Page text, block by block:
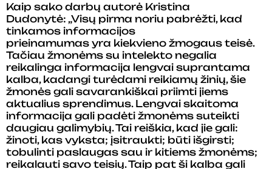
Kaip sako darbų autorė Kristina
Dudonytė: „Visų pirma noriu pabrėžti, kad
tinkamos informacijos
prieinamumas yra kiekvieno žmogaus teisė.
Tačiau žmonėms su intelekto negalia
reikalinga informacija lengvai suprantama
kalba, kadangi turėdami reikiamų žinių, šie
žmonės gali savarankiškai priimti jiems
aktualius sprendimus. Lengvai skaitoma
informacija gali padėti žmonėms suteikti
daugiau galimybių. Tai reiškia, kad jie gali:
žinoti, kas vyksta; įsitraukti; būti išgirsti;
tobulinti paslaugas sau ir kitiems žmonėms;
reikalauti savo teisių. Taip pat ši kalba gali